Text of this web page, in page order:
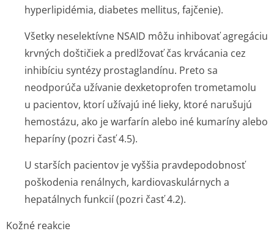
hyperlipidémia, diabetes mellitus, fajčenie).
Všetky neselektívne NSAID môžu inhibovať agregáciu
krvných doštičiek a predlžovať čas krvácania cez
inhibíciu syntézy prostaglandínu. Preto sa
neodporúča užívanie dexketoprofen trometamolu
u pacientov, ktorí užívajú iné lieky, ktoré narušujú
hemostázu, ako je warfarín alebo iné kumaríny alebo
heparíny (pozri časť 4.5).
U starších pacientov je vyššia pravdepodobnosť
poškodenia renálnych, kardiovaskulárnych a
hepatálnych funkcií (pozri časť 4.2).
Kožné reakcie